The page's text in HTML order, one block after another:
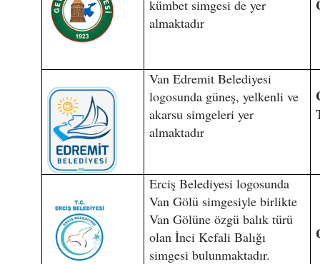
kümbet simgesi de yer
almaktadır
Van Edremit Belediyesi
logosunda güneş, yelkenli ve
akarsu simgeleri yer
almaktadır
Erciş Belediyesi logosunda
Van Gölü simgesiyle birlikte
Van Gölüne özgü balık türü
olan İnci Kefali Balığı
simgesi bulunmaktadır.